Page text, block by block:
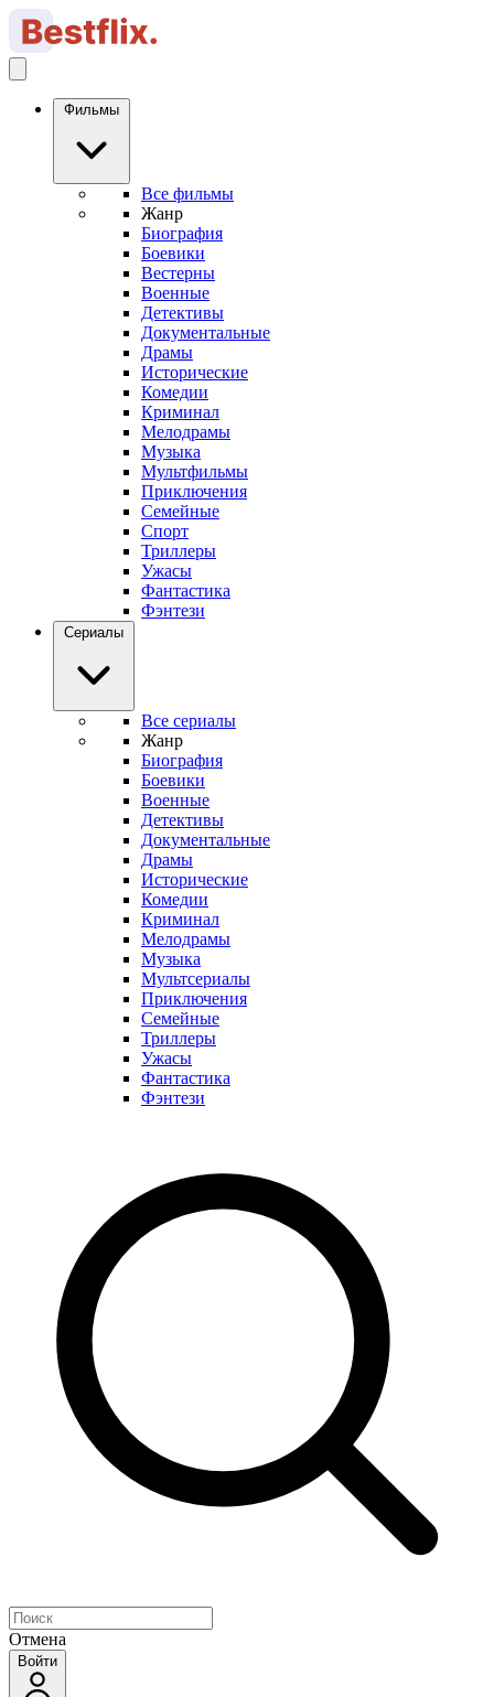
Фильмы
Все фильмы
Жанр
Биография
Боевики
Вестерны
Военные
Детективы
Документальные
Драмы
Исторические
Комедии
Криминал
Мелодрамы
Музыка
Мультфильмы
Приключения
Семейные
Спорт
Триллеры
Ужасы
Фантастика
Фэнтези
Сериалы
Все сериалы
Жанр
Биография
Боевики
Военные
Детективы
Документальные
Драмы
Исторические
Комедии
Криминал
Мелодрамы
Музыка
Мультсериалы
Приключения
Семейные
Триллеры
Ужасы
Фантастика
Фэнтези
Отмена
Войти